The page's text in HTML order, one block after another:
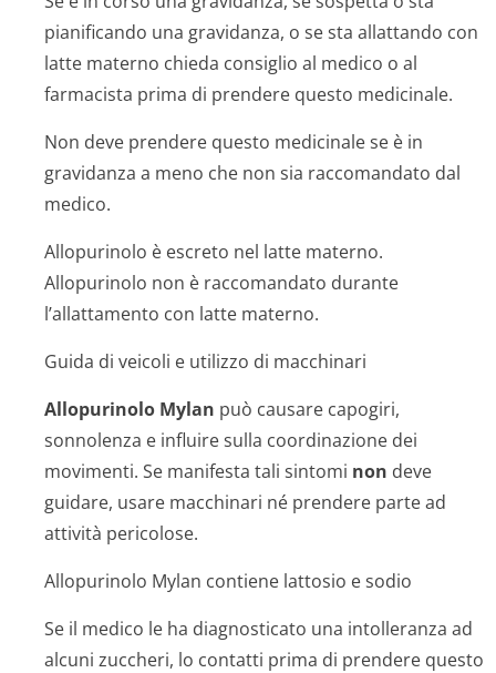
pianificando una gravidanza, o se sta allattando con
latte materno chieda consiglio al medico o al
farmacista prima di prendere questo medicinale.
Non deve prendere questo medicinale se è in
gravidanza a meno che non sia raccomandato dal
medico.
Allopurinolo è escreto nel latte materno.
Allopurinolo non è raccomandato durante
l’allattamento con latte materno.
Guida di veicoli e utilizzo di macchinari
Allopurinolo Mylan può causare capogiri,
sonnolenza e influire sulla coordinazione dei
movimenti. Se manifesta tali sintomi non deve
guidare, usare macchinari né prendere parte ad
attività pericolose.
Allopurinolo Mylan contiene lattosio e sodio
Se il medico le ha diagnosticato una intolleranza ad
alcuni zuccheri, lo contatti prima di prendere questo